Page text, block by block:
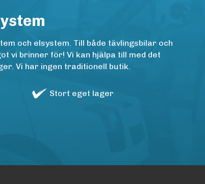
och elsystem. Till både tävlingsbilar och
vi brinner för! Vi kan hjälpa till med det
Vi har ingen traditionell butik.
Stort eget lager